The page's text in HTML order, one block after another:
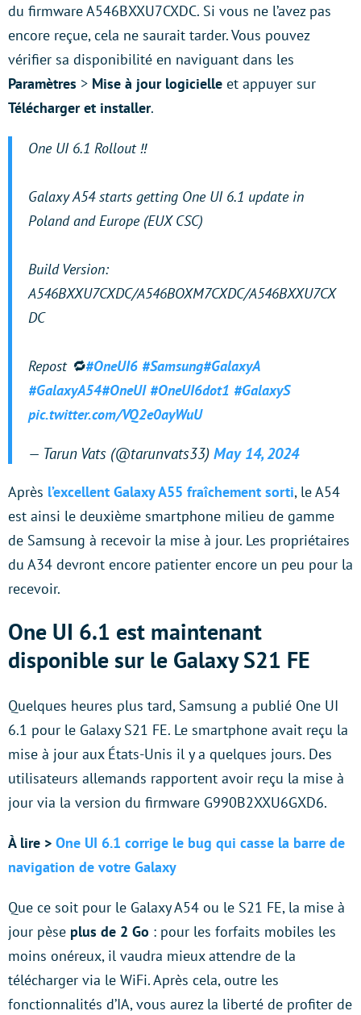
du firmware A546BXXU7CXDC. Si vous ne l’avez pas
encore reçue, cela ne saurait tarder. Vous pouvez
vérifier sa disponibilité en naviguant dans les
Paramètres > Mise à jour logicielle et appuyer sur
Télécharger et installer.
One UI 6.1 Rollout ‼️
Galaxy A54 starts getting One UI 6.1 update in
Poland and Europe (EUX CSC)
Build Version:
A546BXXU7CXDC/A546BOXM7CXDC/A546BXXU7CX
DC
Repost 🔁#OneUI6 #Samsung#GalaxyA
#GalaxyA54#OneUI #OneUI6dot1 #GalaxyS
pic.twitter.com/VQ2e0ayWuU
— Tarun Vats (@tarunvats33) May 14, 2024
Après l’excellent Galaxy A55 fraîchement sorti, le A54
est ainsi le deuxième smartphone milieu de gamme
de Samsung à recevoir la mise à jour. Les propriétaires
du A34 devront encore patienter encore un peu pour la
recevoir.
One UI 6.1 est maintenant
disponible sur le Galaxy S21 FE
Quelques heures plus tard, Samsung a publié One UI
6.1 pour le Galaxy S21 FE. Le smartphone avait reçu la
mise à jour aux États-Unis il y a quelques jours. Des
utilisateurs allemands rapportent avoir reçu la mise à
jour via la version du firmware G990B2XXU6GXD6.
À lire > One UI 6.1 corrige le bug qui casse la barre de
navigation de votre Galaxy
Que ce soit pour le Galaxy A54 ou le S21 FE, la mise à
jour pèse plus de 2 Go : pour les forfaits mobiles les
moins onéreux, il vaudra mieux attendre de la
télécharger via le WiFi. Après cela, outre les
fonctionnalités d’IA, vous aurez la liberté de profiter de